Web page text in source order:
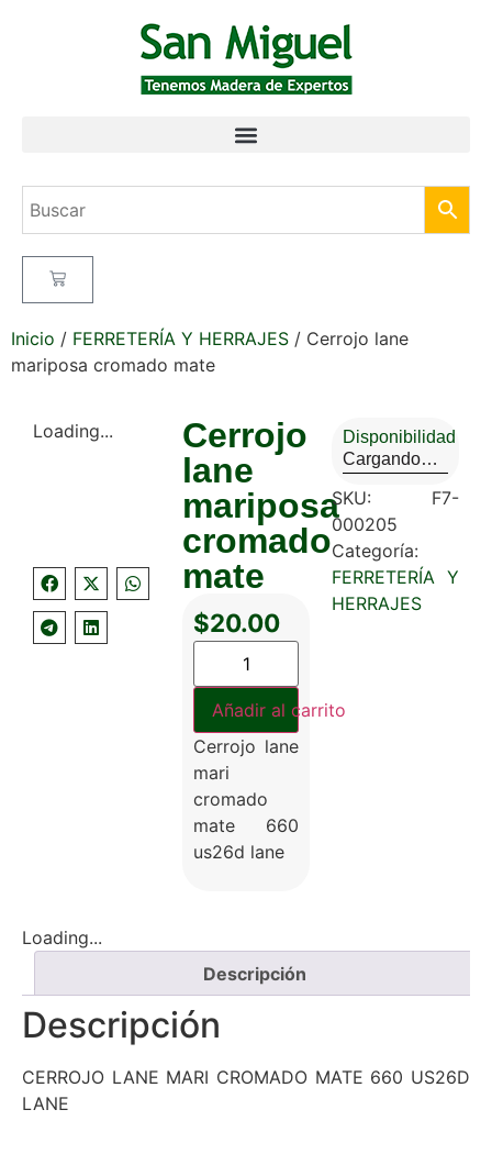
Inicio / FERRETERÍA Y HERRAJES / Cerrojo lane
mariposa cromado mate
Loading...
Cerrojo
lane
mariposa
cromado
mate
$20.00
Añadir al carrito
Cerrojo lane
mari
cromado
mate 660
us26d lane
Disponibilidad
Cargando…
SKU: F7-
000205
Categoría:
FERRETERÍA Y
HERRAJES
Loading...
Descripción
Descripción
CERROJO LANE MARI CROMADO MATE 660 US26D
LANE